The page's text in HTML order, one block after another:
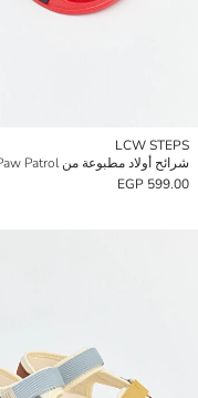
LCW STEPS
شرائح أولاد مطبوعة من Paw Patrol
599.00 EGP